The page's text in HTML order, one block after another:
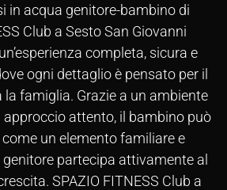
in acqua genitore-bambino di
Club a Sesto San Giovanni
completa, sicura e
ogni dettaglio è pensato per il
la famiglia. Grazie a un ambiente
approccio attento, il bambino può
come un elemento familiare e
partecipa attivamente al
SPAZIO FITNESS Club a